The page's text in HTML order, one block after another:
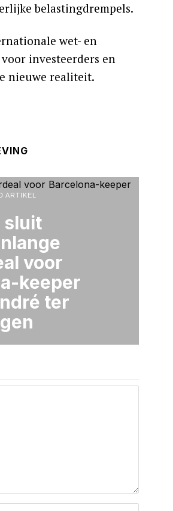
belastingdrempels.
wet- en
investeerders en
nieuwe realiteit.
ARTIKEL
sluit
voor
keeper
ter